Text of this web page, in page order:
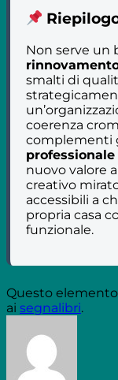
Non serve un
smalti di
coerenza
complementi
nuovo valore
creativo
accessibili a
propria casa
funzionale.
Questo
ai segnalibri.